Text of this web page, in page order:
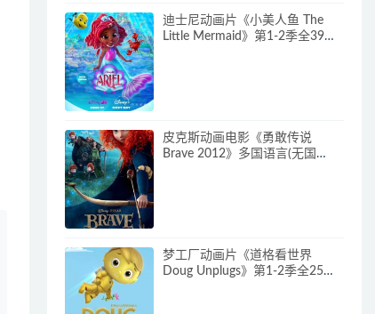
迪士尼动画片《小美人鱼 The
Little Mermaid》第1-2季全39集
皮克斯动画电影《勇敢传说
Brave 2012》多国语言(无国
梦工厂动画片《道格看世界
Doug Unplugs》第1-2季全25集